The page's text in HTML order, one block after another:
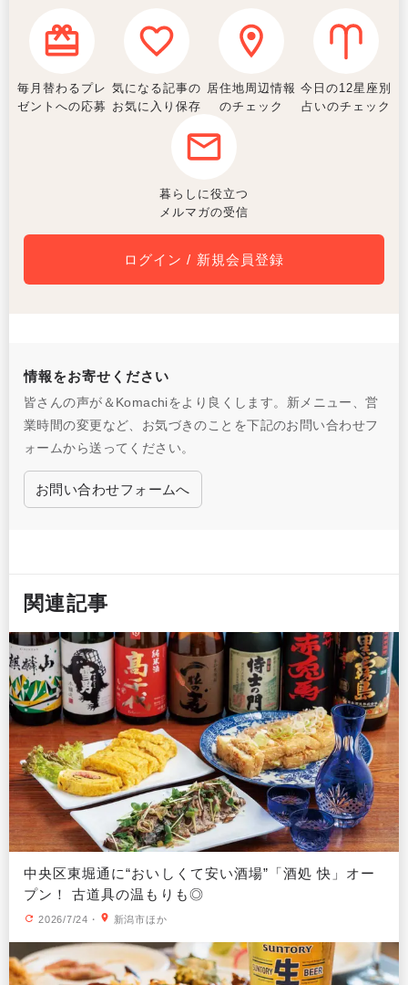
毎月替わるプレ
ゼントへの応募
気になる記事の
お気に入り保存
居住地周辺情報
のチェック
今日の12星座別
占いのチェック
暮らしに役立つ
メルマガの受信
ログイン / 新規会員登録
情報をお寄せください
皆さんの声が＆Komachiをより良くします。新メニュー、営
業時間の変更など、お気づきのことを下記のお問い合わせフ
ォームから送ってください。
お問い合わせフォームへ
関連記事
中央区東堀通に“おいしくて安い酒場”「酒処 快」オー
プン！ 古道具の温もりも◎
2026/7/24 ・ 新潟市ほか